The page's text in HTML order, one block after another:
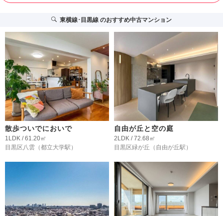
東横線･目黒線のおすすめ中古マンション
散歩ついでにおいで
1LDK / 61.20㎡
目黒区八雲 （都立大学駅）
自由が丘と空の庭
2LDK / 72.68㎡
目黒区緑が丘 （自由が丘駅）